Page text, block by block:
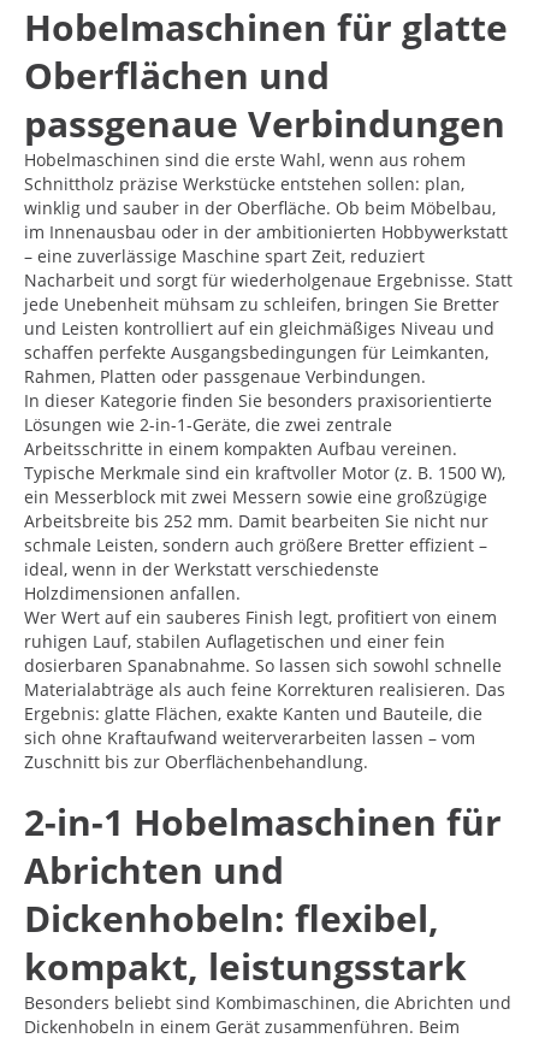
Hobelmaschinen für glatte
Oberflächen und
passgenaue Verbindungen
Hobelmaschinen sind die erste Wahl, wenn aus rohem
Schnittholz präzise Werkstücke entstehen sollen: plan,
winklig und sauber in der Oberfläche. Ob beim Möbelbau,
im Innenausbau oder in der ambitionierten Hobbywerkstatt
– eine zuverlässige Maschine spart Zeit, reduziert
Nacharbeit und sorgt für wiederholgenaue Ergebnisse. Statt
jede Unebenheit mühsam zu schleifen, bringen Sie Bretter
und Leisten kontrolliert auf ein gleichmäßiges Niveau und
schaffen perfekte Ausgangsbedingungen für Leimkanten,
Rahmen, Platten oder passgenaue Verbindungen.
In dieser Kategorie finden Sie besonders praxisorientierte
Lösungen wie 2-in-1-Geräte, die zwei zentrale
Arbeitsschritte in einem kompakten Aufbau vereinen.
Typische Merkmale sind ein kraftvoller Motor (z. B. 1500 W),
ein Messerblock mit zwei Messern sowie eine großzügige
Arbeitsbreite bis 252 mm. Damit bearbeiten Sie nicht nur
schmale Leisten, sondern auch größere Bretter effizient –
ideal, wenn in der Werkstatt verschiedenste
Holzdimensionen anfallen.
Wer Wert auf ein sauberes Finish legt, profitiert von einem
ruhigen Lauf, stabilen Auflagetischen und einer fein
dosierbaren Spanabnahme. So lassen sich sowohl schnelle
Materialabträge als auch feine Korrekturen realisieren. Das
Ergebnis: glatte Flächen, exakte Kanten und Bauteile, die
sich ohne Kraftaufwand weiterverarbeiten lassen – vom
Zuschnitt bis zur Oberflächenbehandlung.
2-in-1 Hobelmaschinen für
Abrichten und
Dickenhobeln: flexibel,
kompakt, leistungsstark
Besonders beliebt sind Kombimaschinen, die Abrichten und
Dickenhobeln in einem Gerät zusammenführen. Beim